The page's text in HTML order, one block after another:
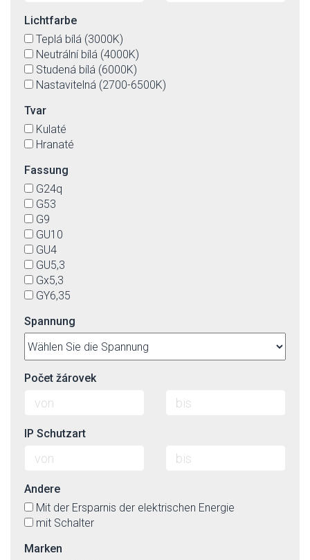
Lichtfarbe
Teplá bílá (3000K)
Neutrální bílá (4000K)
Studená bílá (6000K)
Nastavitelná (2700-6500K)
Tvar
Kulaté
Hranaté
Fassung
G24q
G53
G9
GU10
GU4
GU5,3
Gx5,3
GY6,35
Spannung
Počet žárovek
IP Schutzart
Andere
Mit der Ersparnis der elektrischen Energie
mit Schalter
Marken